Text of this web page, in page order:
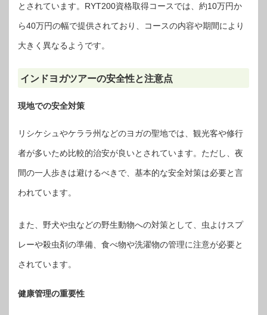
とされています。RYT200資格取得コースでは、約10万円か
ら40万円の幅で提供されており、コースの内容や期間により
大きく異なるようです。
インドヨガツアーの安全性と注意点
現地での安全対策
リシケシュやケララ州などのヨガの聖地では、観光客や修行
者が多いため比較的治安が良いとされています。ただし、夜
間の一人歩きは避けるべきで、基本的な安全対策は必要と言
われています。
また、野犬や虫などの野生動物への対策として、虫よけスプ
レーや殺虫剤の準備、食べ物や洗濯物の管理に注意が必要と
されています。
健康管理の重要性